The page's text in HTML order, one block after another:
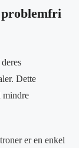
Dette
mindre
er en enkel